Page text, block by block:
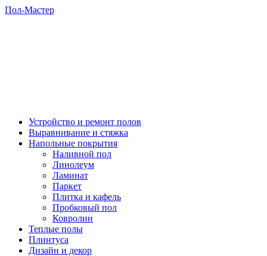
Пол-Мастер
Устройство и ремонт полов
Выравнивание и стяжка
Напольные покрытия
Наливной пол
Линолеум
Ламинат
Паркет
Плитка и кафель
Пробковый пол
Ковролин
Теплые полы
Плинтуса
Дизайн и декор